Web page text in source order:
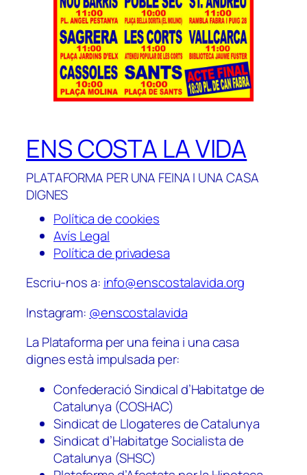
ENS COSTA LA VIDA
PLATAFORMA PER UNA FEINA I UNA CASA
DIGNES
Política de cookies
Avís Legal
Política de privadesa
Escriu-nos a: info@enscostalavida.org
Instagram: @enscostalavida
La Plataforma per una feina i una casa
dignes està impulsada per:
Confederació Sindical d’Habitatge de
Catalunya (COSHAC)
Sindicat de Llogateres de Catalunya
Sindicat d’Habitatge Socialista de
Catalunya (SHSC)